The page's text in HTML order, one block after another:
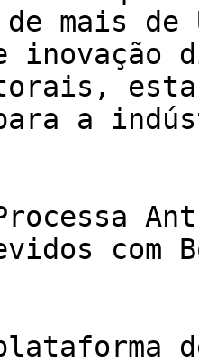
de mais
inovação
a
com